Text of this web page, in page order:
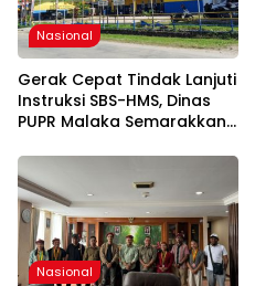
Nasional
Gerak Cepat Tindak Lanjuti
Instruksi SBS-HMS, Dinas
PUPR Malaka Semarakkan
Nasional